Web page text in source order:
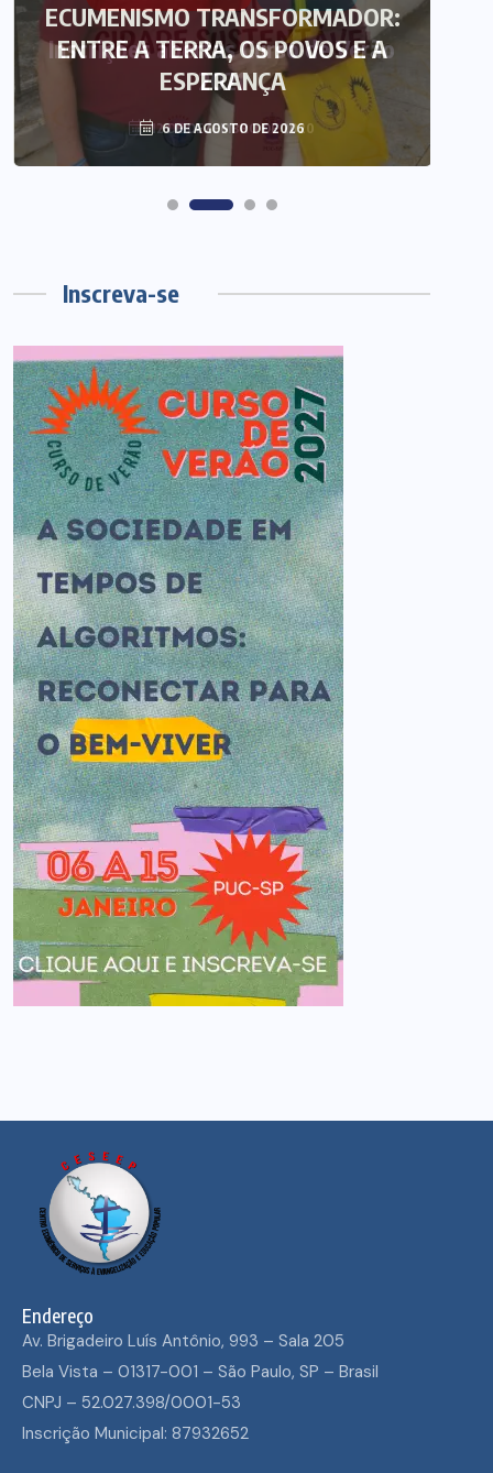
ECUMENISMO TRANSFORMADOR:
ENTRE A TERRA, OS POVOS E A
ESPERANÇA
6 DE AGOSTO DE 2026
Inscreva-se
Endereço
Av. Brigadeiro Luís Antônio, 993 – Sala 205
Bela Vista – 01317-001 – São Paulo, SP – Brasil
CNPJ – 52.027.398/0001-53
Inscrição Municipal: 87932652